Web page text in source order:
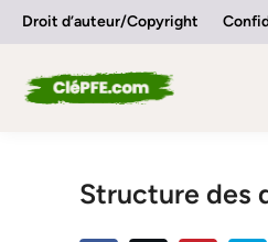
SkipDroit d’auteur/Copyright
Structure des